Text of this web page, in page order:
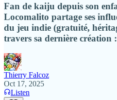
Fan de kaiju depuis son
Locomalito partage ses
du jeu indie (gratuité,
travers sa dernière création
Thierry Falcoz
Oct 17, 2025
Listen